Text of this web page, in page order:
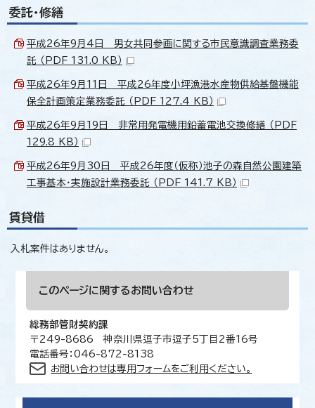
委託・修繕
平成26年9月4日 男女共同参画に関する市民意識調査業務委
託 （PDF 131.0 KB）
平成26年9月11日 平成26年度小坪漁港水産物供給基盤機能
保全計画策定業務委託 （PDF 127.4 KB）
平成26年9月19日 非常用発電機用鉛蓄電池交換修繕 （PDF
129.8 KB）
平成26年9月30日 平成26年度（仮称）池子の森自然公園建築
工事基本・実施設計業務委託 （PDF 141.7 KB）
賃貸借
入札案件はありません。
このページに関する お問い合わせ
総務部管財契約課
〒249-8686 神奈川県逗子市逗子5丁目2番16号
電話番号：046-872-8138
お問い合わせは専用フォームをご利用ください。